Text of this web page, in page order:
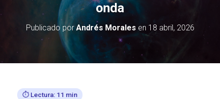
onda
Publicado por Andrés Morales en 18 abril, 2026
⏱️ Lectura: 11 min